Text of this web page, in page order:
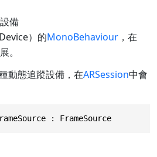
備
）的MonoBehaviour ，在
。
動態追蹤設備，在ARSession中會
: FrameSource